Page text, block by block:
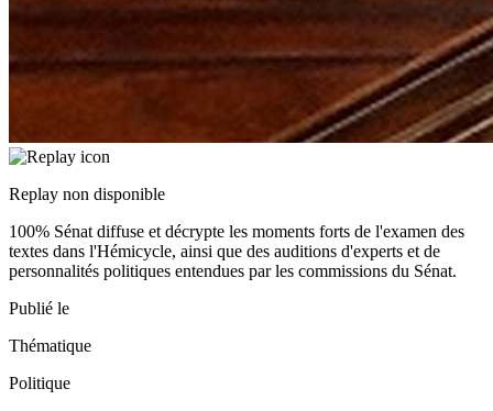
Replay non disponible
100% Sénat diffuse et décrypte les moments forts de l'examen des
textes dans l'Hémicycle, ainsi que des auditions d'experts et de
personnalités politiques entendues par les commissions du Sénat.
Publié le
Thématique
Politique